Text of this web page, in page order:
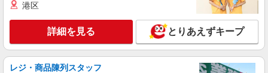
港区
詳細を見る とりあえずキープ
レジ・商品陳列スタッフ